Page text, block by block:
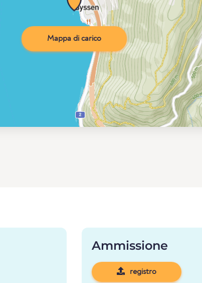
Mappa di carico
Ammissione
registro